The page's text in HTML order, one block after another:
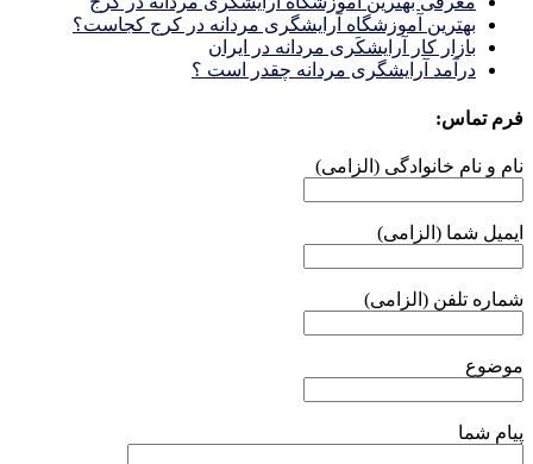
بهترین آموزشگاه آرایشگری مردانه در کرج کجاست؟
بازار كار آرايشكَرى مردانه در ايران
درآمد آرایشگری مردانه چقدر است ؟
فرم تماس:
نام و نام خانوادگی (الزامی)
ایمیل شما (الزامی)
شماره تلفن (الزامی)
موضوع
پیام شما